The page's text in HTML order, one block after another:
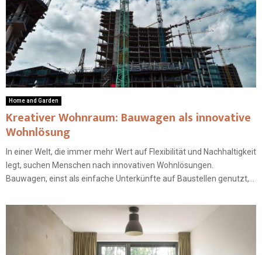
Home and Garden
Kreativer Wohnraum: Bauwagen als innovative
Wohnlösung
In einer Welt, die immer mehr Wert auf Flexibilität und Nachhaltigkeit
legt, suchen Menschen nach innovativen Wohnlösungen.
Bauwagen, einst als einfache Unterkünfte auf Baustellen genutzt,...